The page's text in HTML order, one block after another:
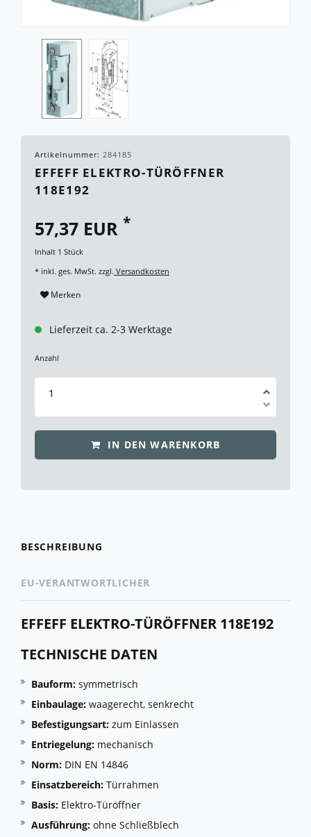
Artikelnummer: 284185
EFFEFF ELEKTRO-TÜRÖFFNER
118E192
57,37 EUR *
Inhalt 1 Stück
* inkl. ges. MwSt. zzgl. Versandkosten
Merken
Lieferzeit ca. 2-3 Werktage
Anzahl
IN DEN WARENKORB
BESCHREIBUNG
EU-VERANTWORTLICHER
EFFEFF ELEKTRO-TÜRÖFFNER 118E192
TECHNISCHE DATEN
Bauform: symmetrisch
Einbaulage: waagerecht, senkrecht
Befestigungsart: zum Einlassen
Entriegelung: mechanisch
Norm: DIN EN 14846
Einsatzbereich: Türrahmen
Basis: Elektro-Türöffner
Ausführung: ohne Schließblech